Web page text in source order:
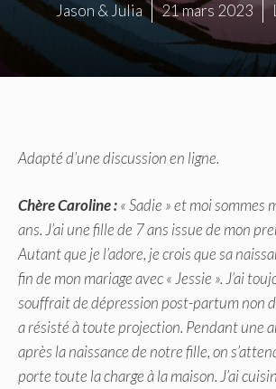
Jason & Julia 21 mars 2023
Adapté d’une discussion en ligne.
Chère Caroline :« Sadie » et moi sommes
ans. J’ai une fille de 7 ans issue de mon
Autant que je l’adore, je crois que sa
fin de mon mariage avec « Jessie ». J’ai
souffrait de dépression post-partum non
a résisté à toute projection. Pendant une
après la naissance de notre fille, on
porte toute la charge à la maison. J’ai